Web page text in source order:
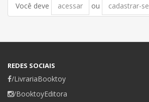
Você deve acessar ou cadastrar-se
REDES SOCIAIS
/LivrariaBooktoy
/BooktoyEditora